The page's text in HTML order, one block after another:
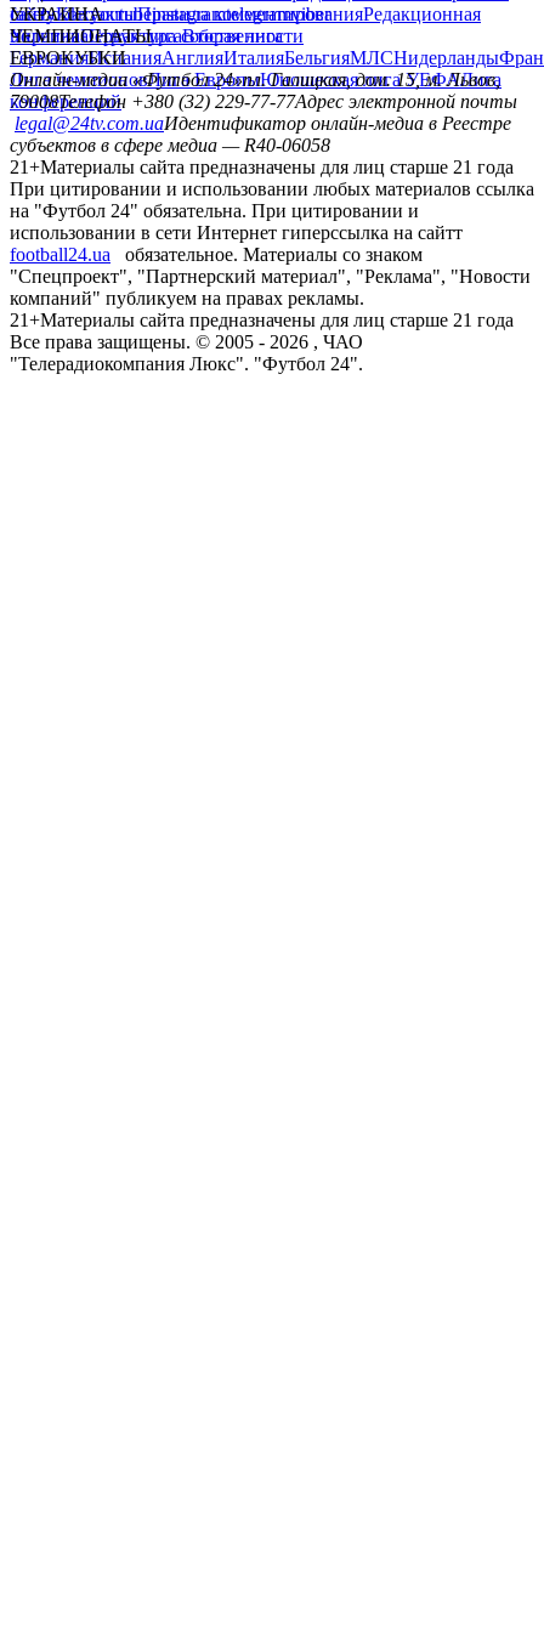
сайтуКонтактыПравила комментированияРедакционная
политикаСтруктура собственности
facebookxyoutubeinstagramtelegramviber
УКРАИНА
УкраинаПервая лигаВторая лига
ЧЕМПИОНАТЫ
ГерманияИспанияАнглияИталияБельгияМЛСНидерланды
ЕВРОКУБКИ
Лига чемпионовЛига ЕвропыЮношеская лига УЕФАЛига
конференций
Онлайн-медиа «Футбол 24»пл. Галицкая, дом. 15, м. Львов,
79008Телефон +380 (32) 229-77-77Адрес электронной почты
legal@24tv.com.uaИдентификатор онлайн-медиа в Реестре
субъектов в сфере медиа — R40-06058
21+Материалы сайта предназначены для лиц старше 21 года
При цитировании и использовании любых материалов ссылка
на "Футбол 24" обязательна. При цитировании и
использовании в сети Интернет гиперссылка на сайтт
football24.ua
обязательное. Материалы со знаком
"Спецпроект", "Партнерский материал", "Реклама", "Новости
компаний" публикуем на правах рекламы.
21+Материалы сайта предназначены для лиц старше 21 года
Все права защищены. © 2005 - 2026 , ЧАО
"Телерадиокомпания Люкс". "Футбол 24".